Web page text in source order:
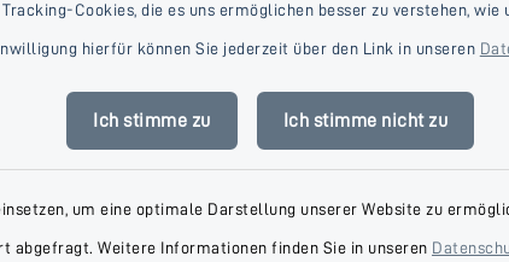
Cookies, die es uns ermöglichen besser zu verstehen,
hierfür können Sie jederzeit über den Link in unseren
Ich stimme zu Ich stimme nicht zu
um eine optimale Darstellung unserer Website zu
abgefragt. Weitere Informationen finden Sie in unseren
Freitag
09:00-16:00 Uhr
Mittwoch
09:00-14:00 Uhr